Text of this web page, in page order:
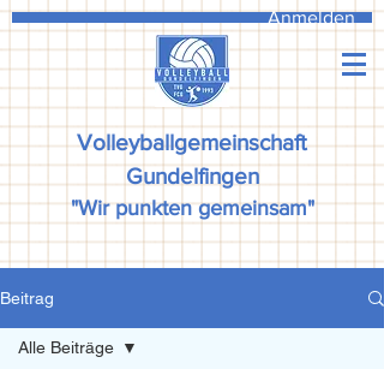
Anmelden
Volleyballgemeinschaft
Gundelfingen
"Wir punkten gemeinsam"
Beitrag
Alle Beiträge